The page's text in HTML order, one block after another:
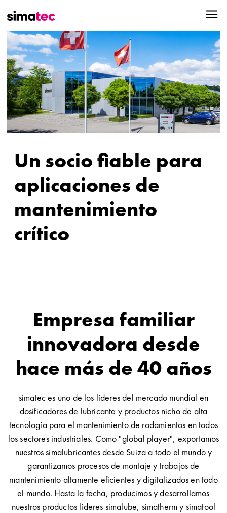
Un socio fiable para
aplicaciones de
mantenimiento
crítico
Empresa familiar
innovadora desde
hace más de 40 años
simatec es uno de los líderes del mercado mundial en
dosificadores de lubricante y productos nicho de alta
tecnología para el mantenimiento de rodamientos en todos
los sectores industriales. Como "global player", exportamos
nuestros simalubricantes desde Suiza a todo el mundo y
garantizamos procesos de montaje y trabajos de
mantenimiento altamente eficientes y digitalizados en todo
el mundo. Hasta la fecha, producimos y desarrollamos
nuestros productos líderes simalube, simatherm y simatool